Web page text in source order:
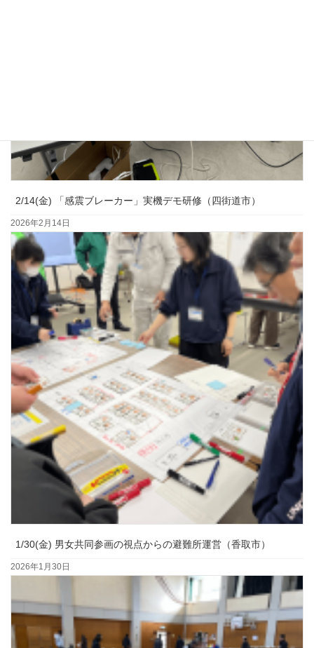
2/14(金) 「感震ブレーカー」実機デモ研修（四街道市）
2026年2月14日
1/30(金) 男女共同参画の視点からの避難所運営（香取市）
2026年1月30日